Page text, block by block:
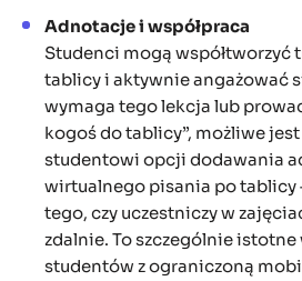
Adnotacje i współpraca
Studenci mogą współtworzyć
tablicy i aktywnie angażować
wymaga tego lekcja lub
kogoś do tablicy”, możliwe jest
studentowi opcji dodawania
wirtualnego pisania po tablicy
tego, czy uczestniczy w
zdalnie. To szczególnie istotne
studentów z ograniczoną